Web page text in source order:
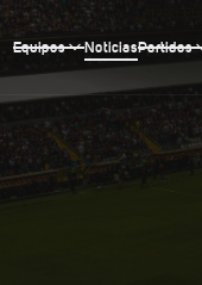
Equipos NoticiasPartidos